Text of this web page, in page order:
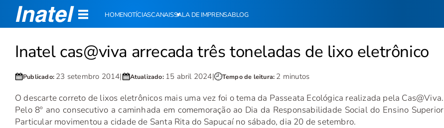
Inatel cas@viva arrecada três toneladas de lixo eletrônico
Publicado: 23 setembro 2014| Atualizado: 15 abril 2024| Tempo de leitura: 2 minutos
O descarte correto de lixos eletrônicos mais uma vez foi o tema da Passeata Ecológica realizada pela Cas@Viva.
Pelo 8º ano consecutivo a caminhada em comemoração ao Dia da Responsabilidade Social do Ensino Superior
Particular movimentou a cidade de Santa Rita do Sapucaí no sábado, dia 20 de setembro.
HOMENOTÍCIASCANAISSALA DE IMPRENSABLOG